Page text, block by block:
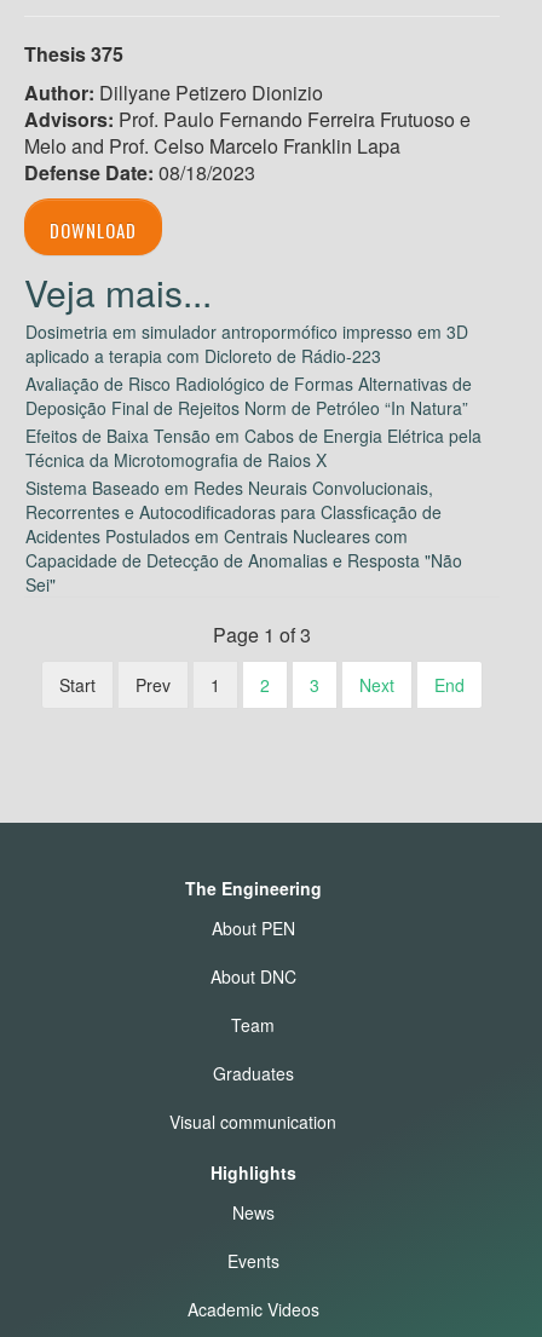
Thesis 375
Author: Dillyane Petizero Dionizio
Advisors: Prof. Paulo Fernando Ferreira Frutuoso e
Melo and Prof. Celso Marcelo Franklin Lapa
Defense Date: 08/18/2023
DOWNLOAD
Dosimetria em simulador antropormófico impresso em 3D
aplicado a terapia com Dicloreto de Rádio-223
Avaliação de Risco Radiológico de Formas Alternativas de
Deposição Final de Rejeitos Norm de Petróleo “In Natura”
Efeitos de Baixa Tensão em Cabos de Energia Elétrica pela
Técnica da Microtomografia de Raios X
Sistema Baseado em Redes Neurais Convolucionais,
Recorrentes e Autocodificadoras para Classficação de
Acidentes Postulados em Centrais Nucleares com
Capacidade de Detecção de Anomalias e Resposta "Não
Sei"
Page 1 of 3
Start Prev 1 2 3 Next End
The Engineering
About PEN
About DNC
Team
Graduates
Visual communication
Highlights
News
Events
Academic Videos